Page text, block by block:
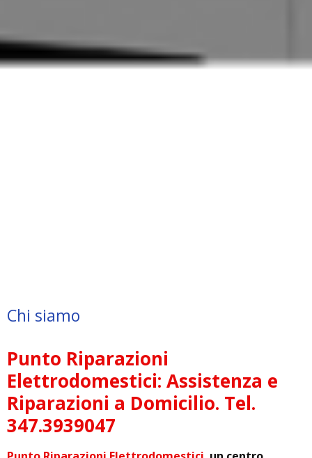
Chi siamo
Punto Riparazioni
Elettrodomestici: Assistenza e
Riparazioni a Domicilio. Tel.
347.3939047